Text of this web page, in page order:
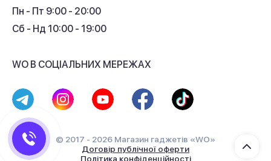
Кешбек
Пн - Пт 9:00 - 20:00
Сб - Нд 10:00 - 19:00
WO В СОЦІАЛЬНИХ МЕРЕЖАХ
© 2017 - 2026 Магазин гаджетів «WO»
Договір публічної оферти
Політика конфіденційності